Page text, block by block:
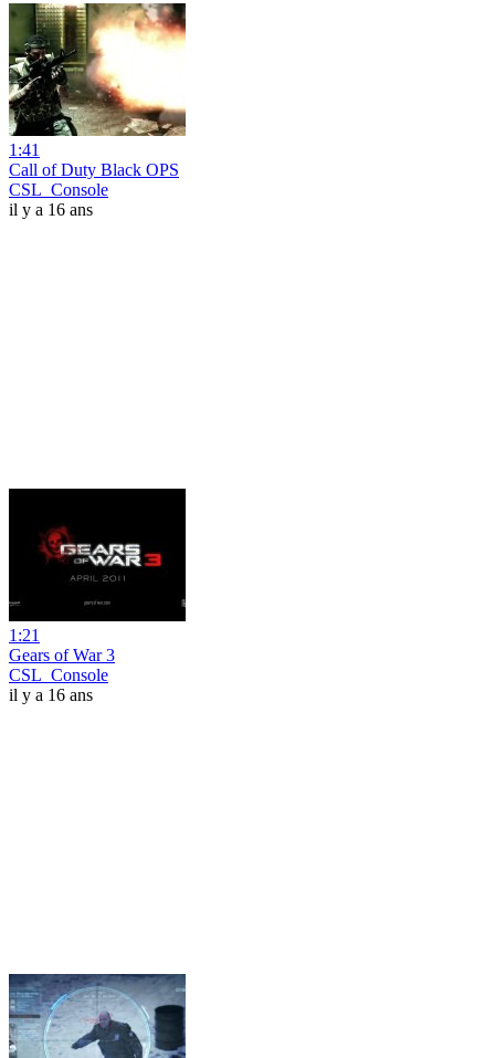
1:41
Call of Duty Black OPS
CSL_Console
il y a 16 ans
1:21
Gears of War 3
CSL_Console
il y a 16 ans